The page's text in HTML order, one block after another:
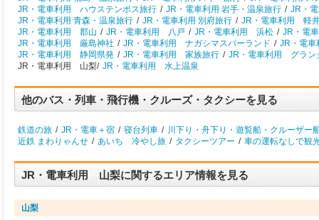
JR・電車利用 ハウステンボス旅行 / JR・電車利用 岩手・温泉旅行 / JR・
JR・電車利用 青森・温泉旅行 / JR・電車利用 別府旅行 / JR・電車利用 軽
JR・電車利用 郡山 / JR・電車利用 八戸 / JR・電車利用 浜松 / JR・電
JR・電車利用 厳島神社 / JR・電車利用 ナガシマスパーランド / JR・電
JR・電車利用 静岡県発 / JR・電車利用 家族旅行 / JR・電車利用 グラン
JR・電車利用 山梨/ JR・電車利用 水上温泉
他のバス・列車・飛行機・クルーズ・タクシーを見る
鉄道の旅 / JR・電車＋宿 / 寝台列車 / 川下り・舟下り・遊覧船・クルーザー
近鉄 まわりゃんせ / あいち 冷やし旅 / タクシーツアー / 車の運転なしで観
JR・電車利用 山梨に関するエリア情報を見る
山梨